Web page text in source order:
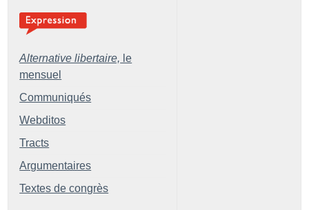
Alternative libertaire, le
mensuel
Communiqués
Webditos
Tracts
Argumentaires
Textes de congrès